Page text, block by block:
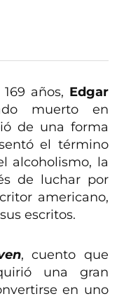
años, Edgar
muerto en
de una forma
el término
alcoholismo, la
de luchar por
americano,
escritos.
, cuento que
una gran
en uno